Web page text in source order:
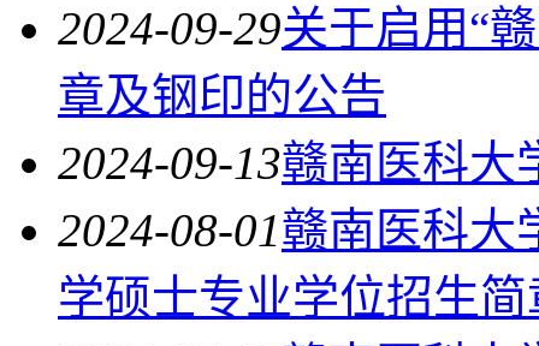
2024-09-29关于启用“
章及钢印的公告
2024-09-13赣南医科大
2024-08-01赣南医科大
学硕士专业学位招生简